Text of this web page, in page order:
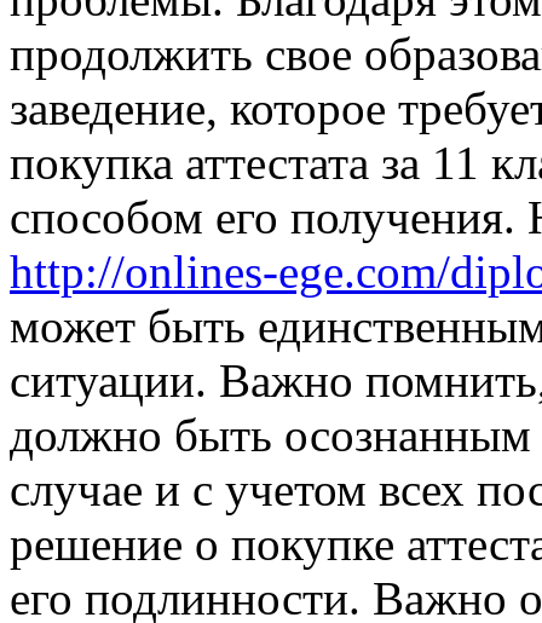
продолжить свое
заведение, которое
покупка аттестата за 11
способом его получения.
http://onlines-ege.com/
может быть
ситуации. Важно
должно быть
случае и с учетом всех
решение о покупке
его подлинности. Важно